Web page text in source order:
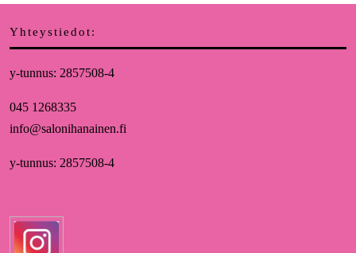
Yhteystiedot:
y-tunnus: 2857508-4
045 1268335
info@salonihanainen.fi
y-tunnus: 2857508-4